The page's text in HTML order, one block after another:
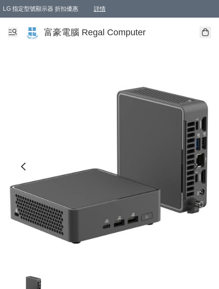
LG 指定型號顯示器 折扣優惠 詳情
富豪電腦 Regal Computer